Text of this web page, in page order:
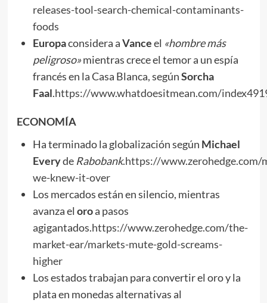
releases-tool-search-chemical-contaminants-
foods
Europaconsidera aVanceel «hombre más
peligroso»mientras crece el temor a un espía
francés en la Casa Blanca, segúnSorcha
Faal.https://www.whatdoesitmean.com/
ECONOMÍA
Ha terminado la globalización según Michael
Everyde Rabobank.https://www.zerohedge.com/
we-knew-it-over
Los mercados están en silencio, mientras
avanza el oroa pasos
agigantados.https://www.zerohedge.com/the-
market-ear/markets-mute-gold-screams-
higher
Los estados trabajan para convertir el oro y la
plata en monedas alternativas al